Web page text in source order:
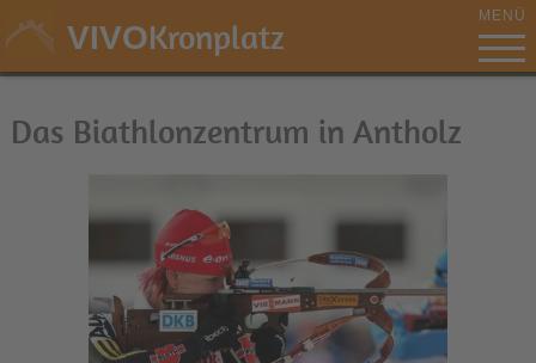
VIVOKronplatz MENÜ
Das Biathlonzentrum in Antholz